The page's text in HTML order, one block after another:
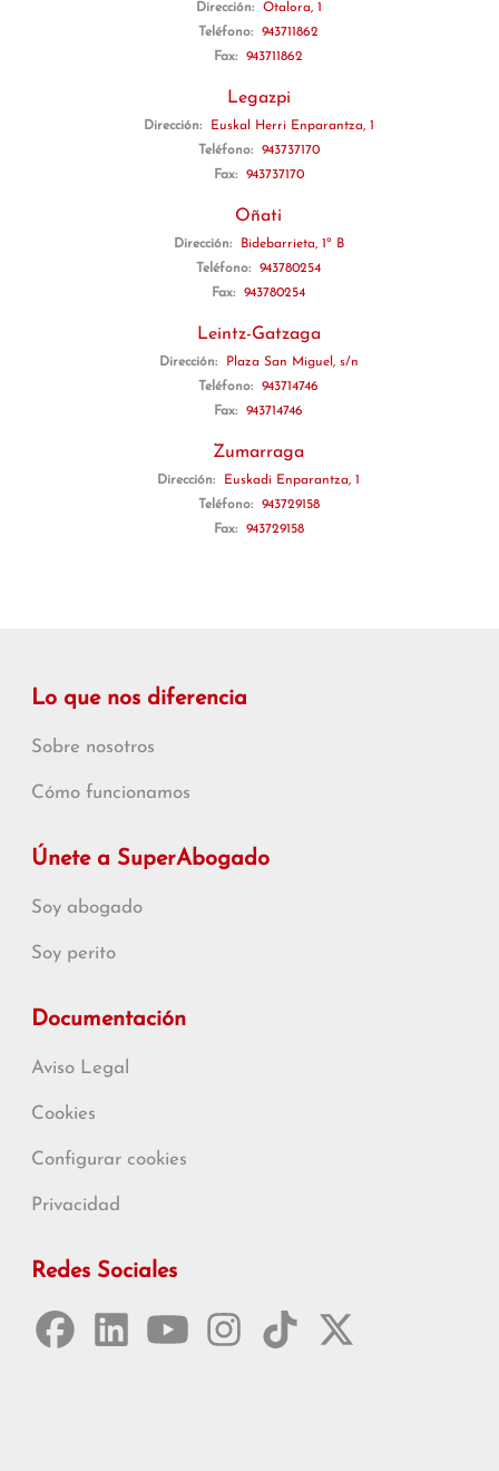
Dirección:
Otalora, 1
Teléfono:
943711862
Fax:
943711862
Legazpi
Dirección:
Euskal Herri Enparantza, 1
Teléfono:
943737170
Fax:
943737170
Oñati
Dirección:
Bidebarrieta, 1º B
Teléfono:
943780254
Fax:
943780254
Leintz-Gatzaga
Dirección:
Plaza San Miguel, s/n
Teléfono:
943714746
Fax:
943714746
Zumarraga
Dirección:
Euskadi Enparantza, 1
Teléfono:
943729158
Fax:
943729158
Lo que nos diferencia
Sobre nosotros
Cómo funcionamos
Únete a SuperAbogado
Soy abogado
Soy perito
Documentación
Aviso Legal
Cookies
Configurar cookies
Privacidad
Redes Sociales